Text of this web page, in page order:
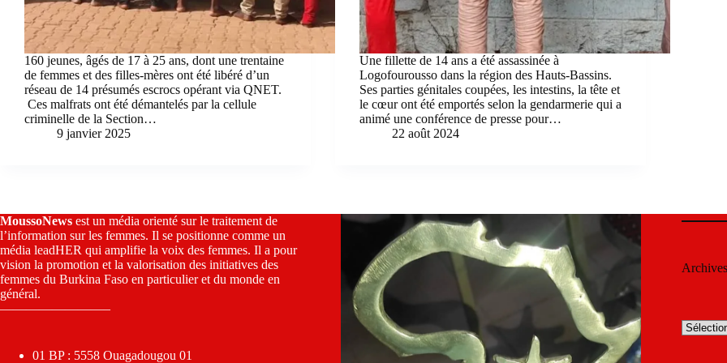
160 jeunes, âgés de 17 à 25 ans, dont une trentaine
de femmes et des filles-mères ont été libéré d’un
réseau de 14 présumés escrocs opérant via QNET.
Ces malfrats ont été démantelés par la cellule
criminelle de la Section…
9 janvier 2025
Une fillette de 14 ans a été assassinée à
Logofourousso dans la région des Hauts-Bassins.
Ses parties génitales coupées, les intestins, la tête et
le cœur ont été emportés selon la gendarmerie qui a
animé une conférence de presse pour…
22 août 2024
MoussoNews est un média orienté sur le traitement de
l’information sur les femmes. Il se positionne comme un
média leadHER qui amplifie la voix des femmes. Il a pour
vision la promotion et la valorisation des initiatives des
femmes du Burkina Faso en particulier et du monde en
général.
————————–
01 BP : 5558 Ouagadougou 01
Archives
Archives